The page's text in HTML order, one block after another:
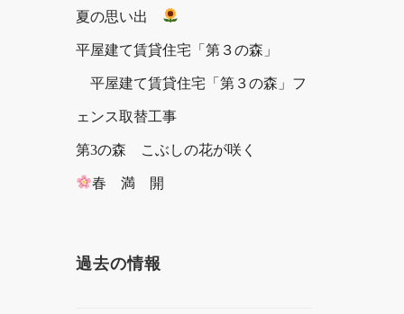
夏の思い出
平屋建て賃貸住宅「第３の森」
平屋建て賃貸住宅「第３の森」フ
ェンス取替工事
第3の森 こぶしの花が咲く
春 満 開
過去の情報